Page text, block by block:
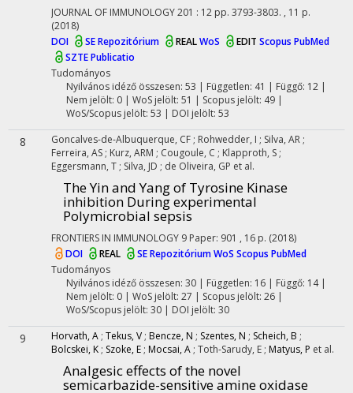
JOURNAL OF IMMUNOLOGY201 : 12 pp. 3793-3803. , 11 p.
(2018)
DOI
SE Repozitórium REALWoS EDIT Scopus PubMed
SZTE Publicatio
Tudományos
Nyilvános idéző összesen: 53 | Független: 41 | Függő: 12 |
Nem jelölt: 0 | WoS jelölt: 51 | Scopus jelölt: 49 |
WoS/Scopus jelölt: 53 | DOI jelölt: 53
8 Goncalves-de-Albuquerque, CF ; Rohwedder, I ; Silva, AR ;
Ferreira, AS ; Kurz, ARM ; Cougoule, C ; Klapproth, S ;
Eggersmann, T ; Silva, JD ; de Oliveira, GP et al.
The Yin and Yang of Tyrosine Kinase
inhibition During experimental
Polymicrobial sepsis
FRONTIERS IN IMMUNOLOGY 9 Paper: 901 , 16 p. (2018)
DOI
REAL SE RepozitóriumWoS Scopus PubMed
Tudományos
Nyilvános idéző összesen: 30| Független: 16 | Függő: 14 |
Nem jelölt: 0 | WoS jelölt: 27 | Scopus jelölt: 26 |
WoS/Scopus jelölt: 30 | DOI jelölt: 30
9 Horvath, A ; Tekus, V ; Bencze, N ; Szentes, N ; Scheich, B ;
Bolcskei, K ; Szoke, E ; Mocsai, A ; Toth-Sarudy, E ; Matyus, P et al.
Analgesic effects of the novel
semicarbazide-sensitive amine oxidase